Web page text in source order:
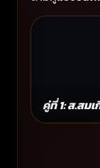
คู่ที่ 1: ส.สม